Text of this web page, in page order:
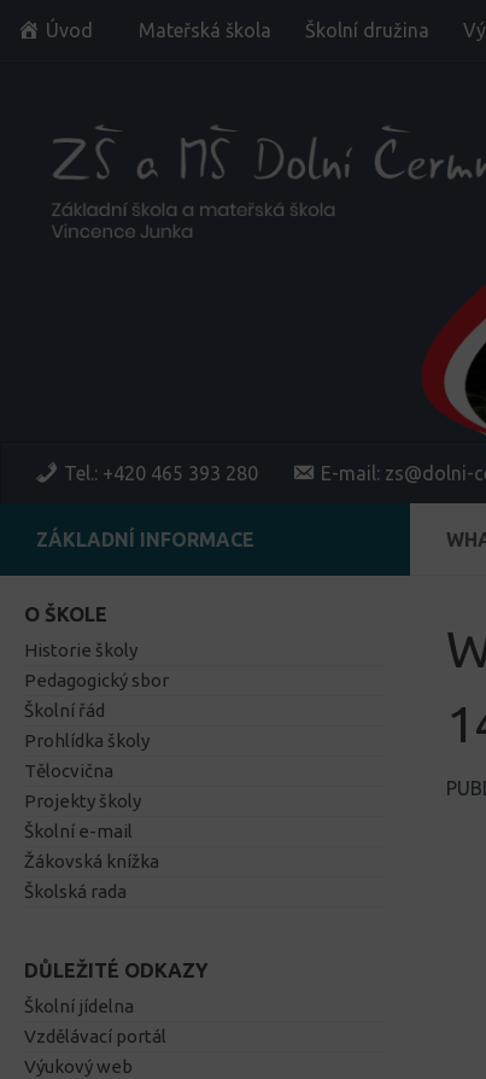
Skip to content
Úvod Mateřská škola Školní družina
Tel.: +420 465 393 280 E-mail: zs@dolni-
ZÁKLADNÍ INFORMACE
O ŠKOLE
Historie školy
Pedagogický sbor
Školní řád
Prohlídka školy
Tělocvična
Projekty školy
Školní e-mail
Žákovská knížka
Školská rada
DŮLEŽITÉ ODKAZY
Školní jídelna
Vzdělávací portál
Výukový web